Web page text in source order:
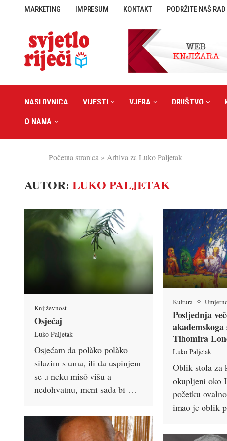
MARKETING IMPRESUM KONTAKT PODRŽITE NAŠ RAD
NASLOVNICA VIJESTI VJERA DRUŠTVO
O NAMA
Početna stranica » Arhiva za Luko Paljetak
AUTOR: LUKO PALJETAK
Književnost
Osjećaj
Luko Paljetak
Osjećam da polàko polàko
silazim s uma, ili da uspinjem
se u neku misô višu a
nedohvatnu, meni sada bi …
Kultura
Posljednja
Tihomira
Luko Paljetak
Oblik stola za
okupljeni oko
početku
imao je oblik